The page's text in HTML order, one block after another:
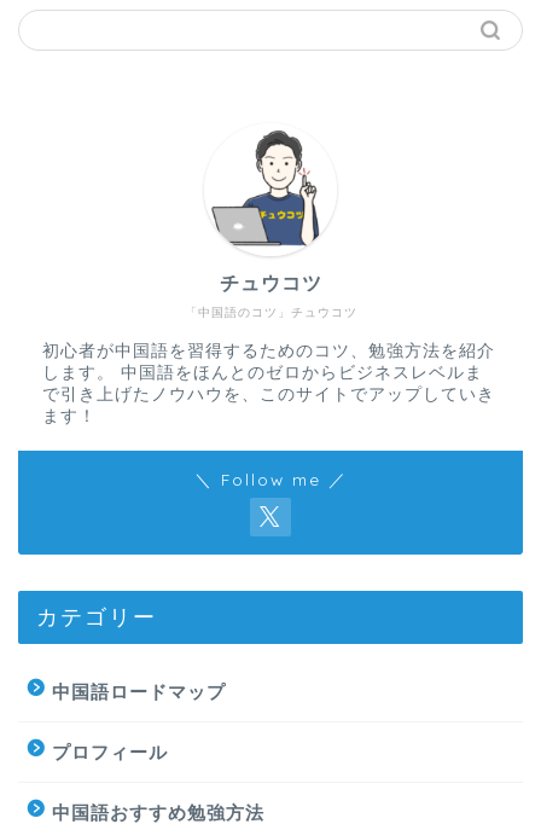
「中国語のコツ」チュウコツ
チュウコツ
初心者が中国語を習得するためのコツ、勉強方法を紹介
します。 中国語をほんとのゼロからビジネスレベルま
で引き上げたノウハウを、このサイトでアップしていき
ます！
＼ Follow me ／
カテゴリー
中国語ロードマップ
プロフィール
中国語おすすめ勉強方法